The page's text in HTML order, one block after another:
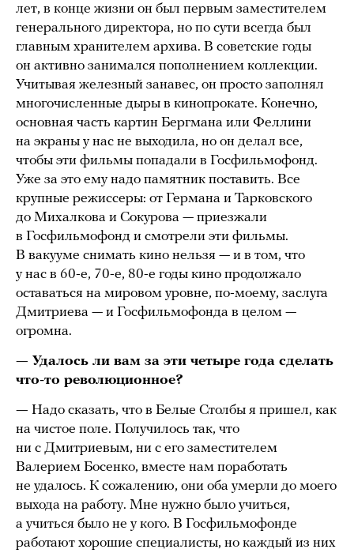
лет, в конце жизни он был первым заместителем
генерального директора, но по сути всегда был
главным хранителем архива. В советские годы
он активно занимался пополнением коллекции.
Учитывая железный занавес, он просто заполнял
многочисленные дыры в кинопрокате. Конечно,
основная часть картин Бергмана или Феллини
на экраны у нас не выходила, но он делал все,
чтобы эти фильмы попадали в Госфильмофонд.
Уже за это ему надо памятник поставить. Все
крупные режиссеры: от Германа и Тарковского
до Михалкова и Сокурова — приезжали
в Госфильмофонд и смотрели эти фильмы.
В вакууме снимать кино нельзя — и в том, что
у нас в 60-е, 70-е, 80-е годы кино продолжало
оставаться на мировом уровне, по-моему, заслуга
Дмитриева — и Госфильмофонда в целом —
огромна.
— Удалось ли вам за эти четыре года сделать
что-то революционное?
— Надо сказать, что в Белые Столбы я пришел, как
на чистое поле. Получилось так, что
ни с Дмитриевым, ни с его заместителем
Валерием Босенко, вместе нам поработать
не удалось. К сожалению, они оба умерли до моего
выхода на работу. Мне нужно было учиться,
а учиться было не у кого. В Госфильмофонде
работают хорошие специалисты, но каждый из них